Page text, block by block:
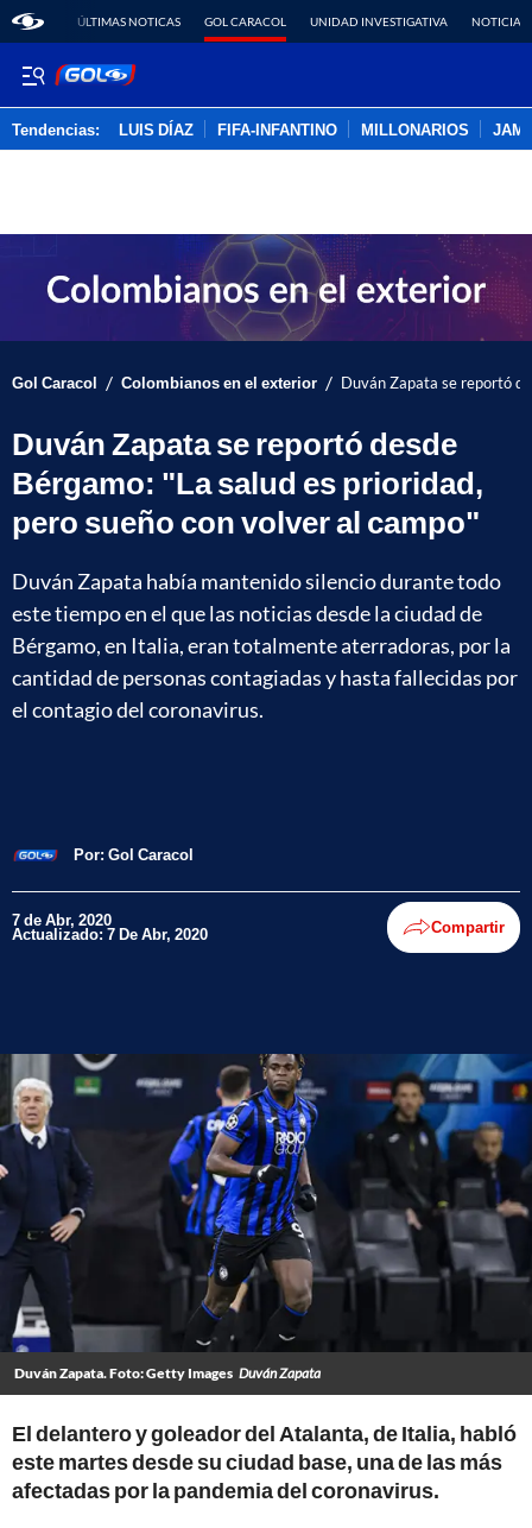
ÚLTIMAS NOTICAS GOL CARACOL UNIDAD INVESTIGATIVA NOTICIAS
Tendencias: LUIS DÍAZ FIFA-INFANTINO MILLONARIOS
Gol Caracol / Colombianos en el exterior / Duván Zapata se reportó
Duván Zapata se reportó desde
Bérgamo: "La salud es prioridad,
pero sueño con volver al campo"
Duván Zapata había mantenido silencio durante todo
este tiempo en el que las noticias desde la ciudad de
Bérgamo, en Italia, eran totalmente aterradoras, por la
cantidad de personas contagiadas y hasta fallecidas por
el contagio del coronavirus.
Por: Gol Caracol
7 de Abr, 2020
Actualizado: 7 De Abr, 2020 Compartir
Duván Zapata. Foto: Getty Images Duván Zapata
El delantero y goleador del Atalanta, de Italia, habló
este martes desde su ciudad base, una de las más
afectadas por la pandemia del coronavirus.